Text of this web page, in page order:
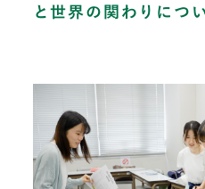
と世界の関わりにつ